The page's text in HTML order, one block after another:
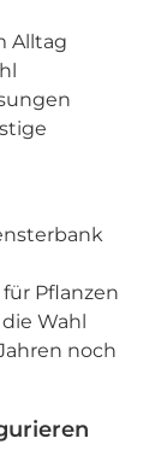
Alltag
Pflanzen
Wahl
noch